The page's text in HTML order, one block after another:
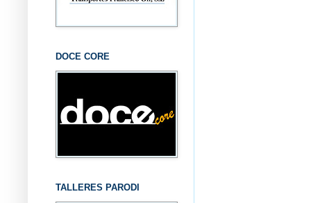
DOCE CORE
TALLERES PARODI